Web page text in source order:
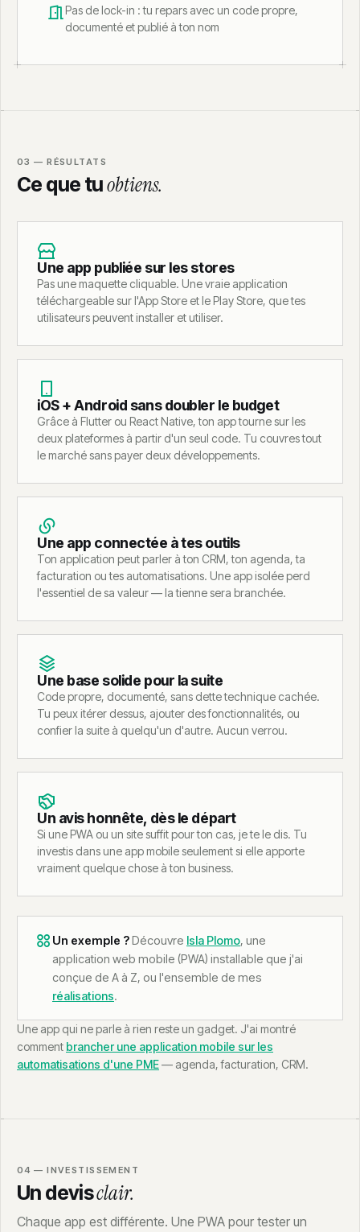
Pas de lock-in : tu repars avec un code propre,
documenté et publié à ton nom
03 — RÉSULTATS
Ce que tuobtiens.
Une app publiée sur les stores
Pas une maquette cliquable. Une vraie application
téléchargeable sur l'App Store et le Play Store, que tes
utilisateurs peuvent installer et utiliser.
iOS + Android sans doubler le budget
Grâce à Flutter ou React Native, ton app tourne sur les
deux plateformes à partir d'un seul code. Tu couvres tout
le marché sans payer deux développements.
Une app connectée à tes outils
Ton application peut parler à ton CRM, ton agenda, ta
facturation ou tes automatisations. Une app isolée perd
l'essentiel de sa valeur — la tienne sera branchée.
Une base solide pour la suite
Code propre, documenté, sans dette technique cachée.
Tu peux itérer dessus, ajouter des fonctionnalités, ou
confier la suite à quelqu'un d'autre. Aucun verrou.
Un avis honnête, dès le départ
Si une PWA ou un site suffit pour ton cas, je te le dis. Tu
investis dans une app mobile seulement si elle apporte
vraiment quelque chose à ton business.
Un exemple ?Découvre Isla Plomo, une
application web mobile (PWA) installable que j'ai
conçue de A à Z, ou l'ensemble de mes
réalisations.
Une app qui ne parle à rien reste un gadget. J'ai montré
comment brancher une application mobile sur les
automatisations d'une PME— agenda, facturation, CRM.
04 — INVESTISSEMENT
Un devisclair.
Chaque app est différente. Une PWA pour tester un